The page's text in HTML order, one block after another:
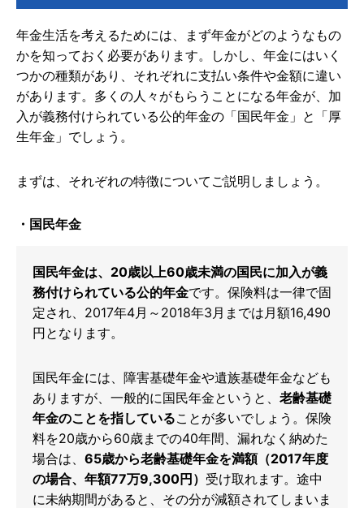
年金生活を考えるためには、まず年金がどのようなもの
かを知っておく必要があります。しかし、年金にはいく
つかの種類があり、それぞれに支払い条件や金額に違い
があります。多くの人々がもらうことになる年金が、加
入が義務付けられている公的年金の「国民年金」と「厚
生年金」でしょう。
まずは、それぞれの特徴についてご説明しましょう。
・国民年金
国民年金は、20歳以上60歳未満の国民に加入が義
務付けられている公的年金です。保険料は一律で固
定され、2017年4月～2018年3月までは月額16,490
円となります。
国民年金には、障害基礎年金や遺族基礎年金なども
ありますが、一般的に国民年金というと、 老齢基礎
年金のことを指していることが多いでしょう。保険
料を20歳から60歳までの40年間、漏れなく納めた
場合は、 65歳から老齢基礎年金を満額（2017年度
の場合、年額77万9,300円） 受け取れます。途中
に未納期間があると、その分が減額されてしまいま